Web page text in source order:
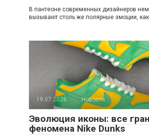
В пантеоне современных дизайнеров
вызывают столь же полярные эмоции,
19.07.2026 Новости
Эволюция иконы: все
феномена Nike Dunks